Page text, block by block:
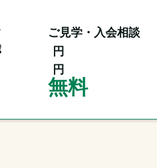
ご見学・入会相談
円
円
無料